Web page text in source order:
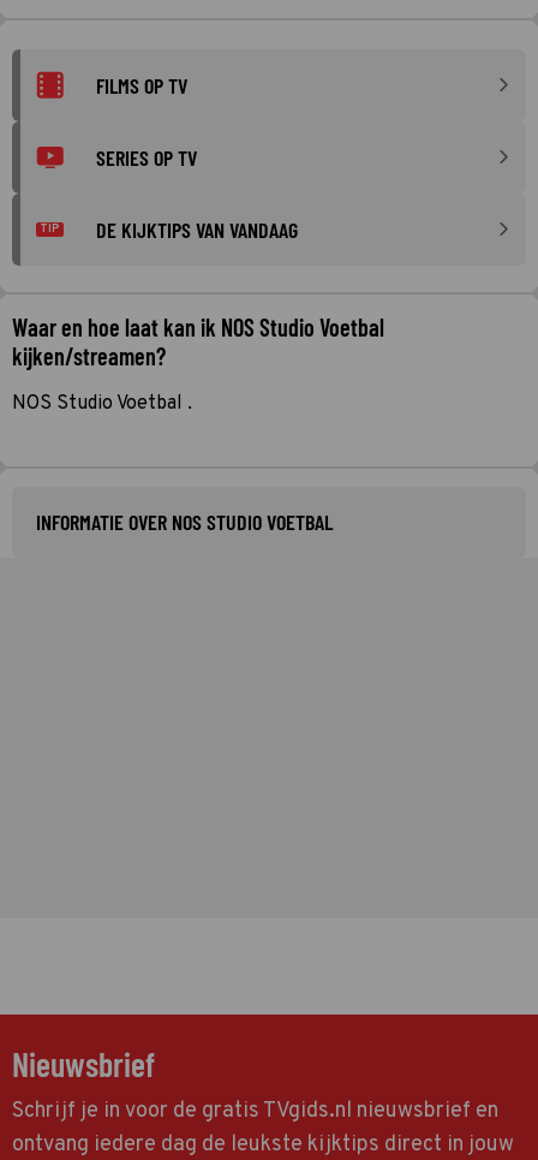
FILMS OP TV
SERIES OP TV
TIP DE KIJKTIPS VAN VANDAAG
Waar en hoe laat kan ik NOS Studio Voetbal
kijken/streamen?
NOS Studio Voetbal .
INFORMATIE OVER NOS STUDIO VOETBAL
Nieuwsbrief
Schrijf je in voor de gratis TVgids.nl nieuwsbrief en
ontvang iedere dag de leukste kijktips direct in jouw